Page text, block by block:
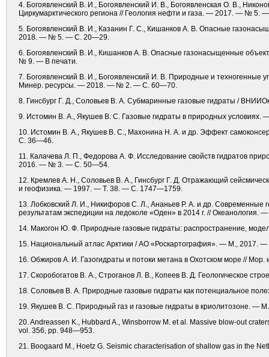
4. Богоявленский В. И., Богоявленский И. В., Богоявленская О. В.,
Циркумарктического региона // Геология нефти и газа. — 2017. — № 5.
5. Богоявленский В. И., Казанин Г. С., Кишанков А. В. Опасные
2018. — № 5. — С. 20—29.
6. Богоявленский В. И., Кишанков А. В. Опасные газонасыщенные
№ 9. — В печати.
7. Богоявленский В. И., Богоявленский И. В. Природные и техногенные
Минер. ресурсы. — 2018. — № 2. — С. 60—70.
8. Гинсбург Г. Д., Соловьев В. А. Субмаринные газовые гидраты /
9. Истомин В. А., Якушев В. С. Газовые гидраты в природных
10. Истомин В. А., Якушев В. С., Махонина Н. А. и др. Эффект
С. 36—46.
11. Калачева Л. П., Федорова А. Ф. Исследование свойств гидратов
2016. — № 3. — С. 50—54.
12. Кремлев А. Н., Соловьев В. А., Гинсбург Г. Д. Отражающий
и геофизика. — 1997. — Т. 38. — С. 1747—1759.
13. Лобковский Л. И., Никифоров С. Л., Ананьев Р. А. и др. Современные
результатам экспедиции на ледоколе «Оден» в 2014 г. //
14. Макогон Ю. Ф. Природные газовые гидраты: распространение,
15. Национальный атлас Арктики / АО «Роскартография». — М., 2017. —
16. Обжиров А. И. Газогидраты и потоки метана в Охотском море //
17. Скоробогатов В. А., Строганов Л. В., Копеев В. Д. Геологическое
18. Соловьев В. А. Природные газовые гидраты как потенциальное
19. Якушев В. С. Природный газ и газовые гидраты в криолитозоне. —
20. Andreassen K., Hubbard A., Winsborrow M. et al. Massive blow-out
vol. 356, pp. 948—953.
21. Boogaard M., Hoetz G. Seismic characterisation of shallow gas in the